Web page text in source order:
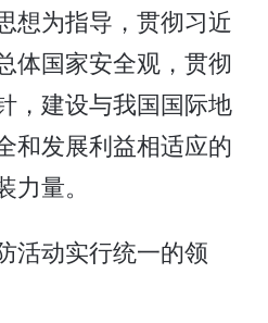
想为指导，贯彻习近
体国家安全观，贯彻
，建设与我国国际地
和发展利益相适应的
量。
动实行统一的领